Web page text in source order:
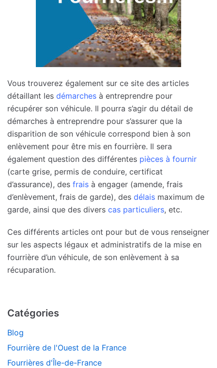
Vous trouverez également sur ce site des articles
détaillant les démarches à entreprendre pour
récupérer son véhicule. Il pourra s’agir du détail de
démarches à entreprendre pour s’assurer que la
disparition de son véhicule correspond bien à son
enlèvement pour être mis en fourrière. Il sera
également question des différentes pièces à fournir
(carte grise, permis de conduire, certificat
d’assurance), des frais à engager (amende, frais
d’enlèvement, frais de garde), des délais maximum de
garde, ainsi que des divers cas particuliers, etc.
Ces différents articles ont pour but de vous renseigner
sur les aspects légaux et administratifs de la mise en
fourrière d’un véhicule, de son enlèvement à sa
récuparation.
Catégories
Blog
Fourrière de l'Ouest de la France
Fourrières d'Île-de-France